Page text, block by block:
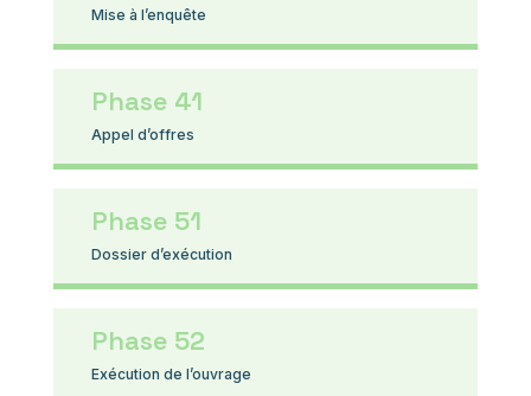
Mise à l’enquête
Phase 41
Appel d’offres
Phase 51
Dossier d’exécution
Phase 52
Exécution de l’ouvrage